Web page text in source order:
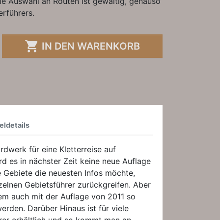
 IN DEN WARENKORB
für eine Kletterreise auf
es in nächster Zeit keine neue Auflage
Gebiete die neuesten Infos möchte,
Gebietsführer zurückgreifen. Aber
auch mit der Auflage von 2011 so
Darüber Hinaus ist für viele